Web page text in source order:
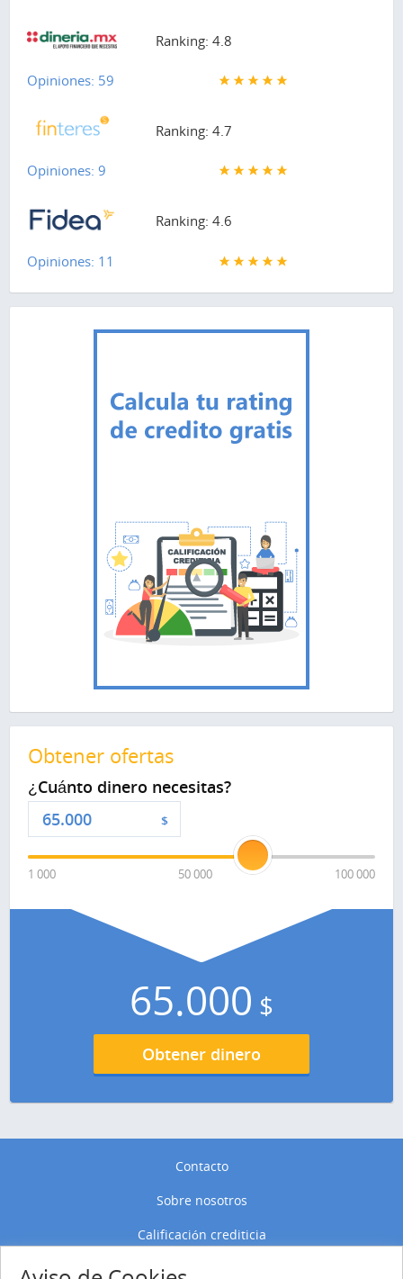
Ranking: 4.8
Opiniones: 59
Ranking: 4.7
Opiniones: 9
Ranking: 4.6
Opiniones: 11
Obtener ofertas
¿Cuánto dinero necesitas?
$
1 000 50 000 100 000
65.000 $
Obtener dinero
Contacto
Sobre nosotros
Calificación crediticia
Política de privacidad